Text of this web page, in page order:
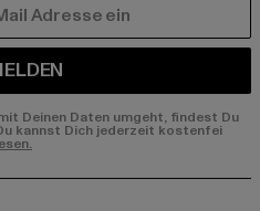
Deinen Daten umgeht, findest Du
kannst Dich jederzeit kostenfei